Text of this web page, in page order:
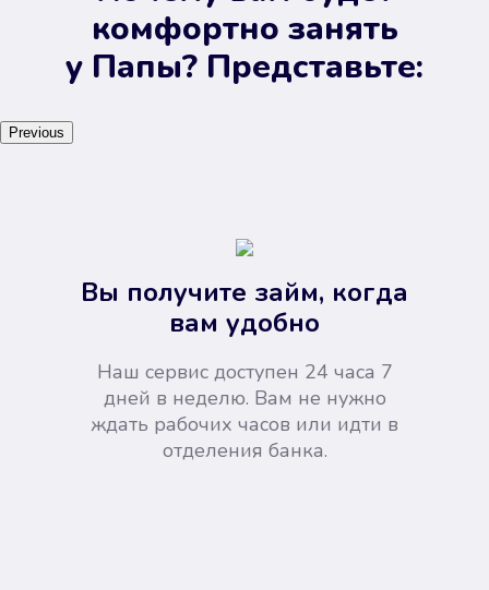
комфортно занять
у Папы? Представьте:
Previous
Вы получите займ, когда
вам удобно
Наш сервис доступен 24 часа 7
дней в неделю. Вам не нужно
ждать рабочих часов или идти в
отделения банка.